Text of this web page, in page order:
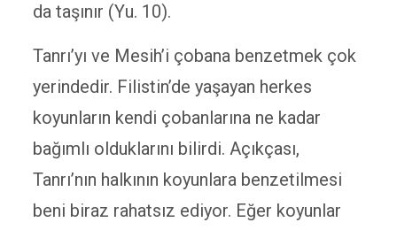
da taşınır (Yu. 10).
Tanrı’yı ve Mesih’i çobana benzetmek çok
yerindedir. Filistin’de yaşayan herkes
koyunların kendi çobanlarına ne kadar
bağımlı olduklarını bilirdi. Açıkçası,
Tanrı’nın halkının koyunlara benzetilmesi
beni biraz rahatsız ediyor. Eğer koyunlar